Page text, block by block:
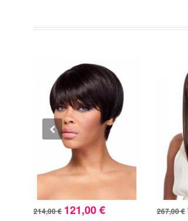
214,00 € 121,00 € 267,00 €